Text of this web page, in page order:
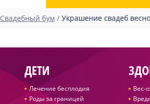
Свадебный бум / Украшение свадеб
ДЕТИ
Лечение бесплодия
Роды за границей
Вес-